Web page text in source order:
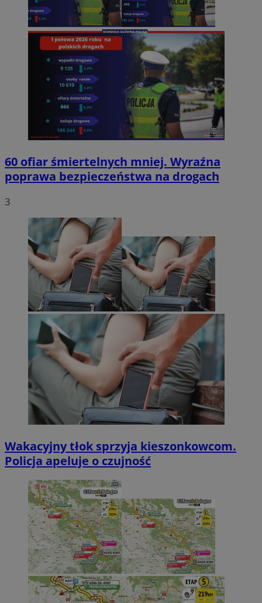
60 ofiar śmiertelnych mniej. Wyraźna
poprawa bezpieczeństwa na drogach
3
Wakacyjny tłok sprzyja kieszonkowcom.
Policja apeluje o czujność